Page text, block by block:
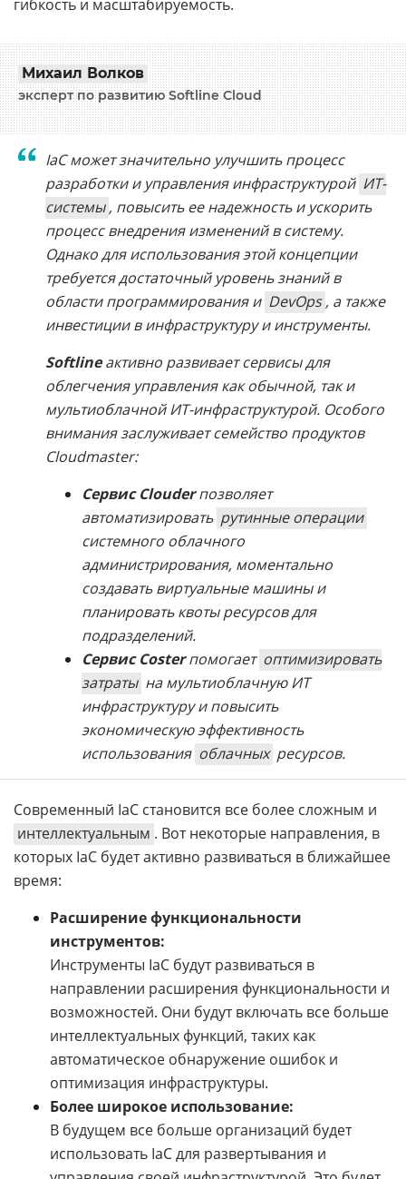
гибкость и масштабируемость.
Михаил Волков
эксперт по развитию Softline Cloud
IaC может значительно улучшить процесс
разработки и управления инфраструктурой ИТ-
системы , повысить ее надежность и ускорить
процесс внедрения изменений в систему.
Однако для использования этой концепции
требуется достаточный уровень знаний в
области программирования и DevOps , а также
инвестиции в инфраструктуру и инструменты.
Softlineактивно развивает сервисы для
облегчения управления как обычной, так и
мультиоблачной ИТ-инфраструктурой. Особого
внимания заслуживает семейство продуктов
Cloudmaster:
Сервис Clouderпозволяет
автоматизировать рутинные операции
системного облачного
администрирования, моментально
создавать виртуальные машины и
планировать квоты ресурсов для
подразделений.
Сервис Costerпомогает оптимизировать
затраты на мультиоблачную ИТ
инфраструктуру и повысить
экономическую эффективность
использования облачных ресурсов.
Современный IaC становится все более сложным и
интеллектуальным . Вот некоторые направления, в
которых IaC будет активно развиваться в ближайшее
время:
Расширение функциональности
инструментов:
Инструменты IaC будут развиваться в
направлении расширения функциональности и
возможностей. Они будут включать все больше
интеллектуальных функций, таких как
автоматическое обнаружение ошибок и
оптимизация инфраструктуры.
Более широкое использование:
В будущем все больше организаций будет
использовать IaC для развертывания и